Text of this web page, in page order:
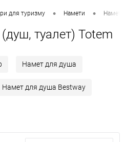
для туризму • Намети • Намети
(душ, туалет) Totem
Намет для душа
Намет для душа Bestway